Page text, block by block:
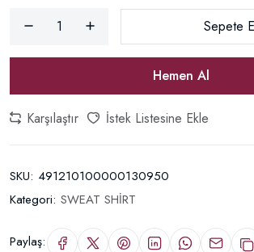
Sepete
Hemen Al
Karşılaştır İstek Listesine Ekle
SKU: 491210100000130950
Kategori: SWEAT SHİRT
Paylaş: